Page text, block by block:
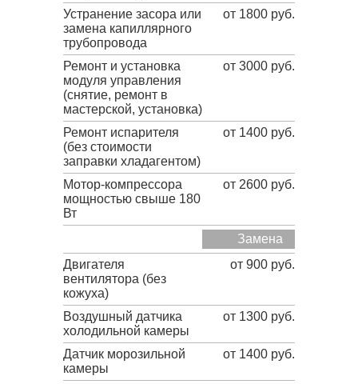
Устранение засора или
замена капиллярного
трубопровода
от 1800 руб.
Ремонт и установка
модуля управления
(снятие, ремонт в
мастерской, установка)
от 3000 руб.
Ремонт испарителя
(без стоимости
заправки хладагентом)
от 1400 руб.
Мотор-компрессора
мощностью свыше 180
Вт
от 2600 руб.
Замена
Двигателя
вентилятора (без
кожуха)
от 900 руб.
Воздушный датчика
холодильной камеры
от 1300 руб.
Датчик морозильной
камеры
от 1400 руб.